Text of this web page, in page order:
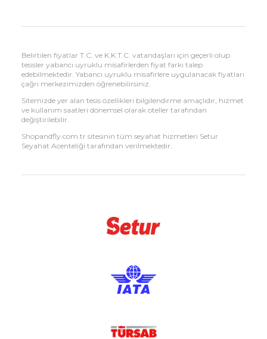
Belirtilen fiyatlar T.C. ve K.K.T.C. vatandaşları için geçerli olup
tesisler yabancı uyruklu misafirlerden fiyat farkı talep
edebilmektedir. Yabancı uyruklu misafirlere uygulanacak fiyatları
çağrı merkezimizden öğrenebilirsiniz.
Sitemizde yer alan tesis özellikleri bilgilendirme amaçlıdır, hizmet
ve kullanım saatleri dönemsel olarak oteller tarafından
değiştirilebilir.
Shopandfly.com.tr sitesinin tüm seyahat hizmetleri Setur
Seyahat Acenteliği tarafından verilmektedir.